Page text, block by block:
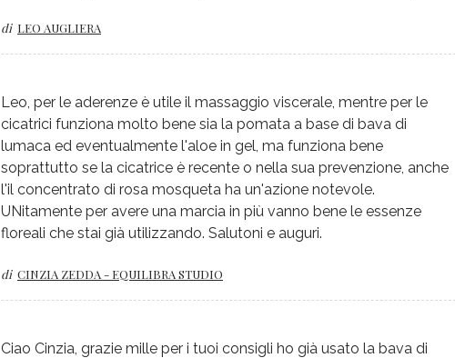
di LEO AUGLIERA
Leo, per le aderenze è utile il massaggio viscerale, mentre per le
cicatrici funziona molto bene sia la pomata a base di bava di
lumaca ed eventualmente l'aloe in gel, ma funziona bene
soprattutto se la cicatrice è recente o nella sua prevenzione, anche
l'il concentrato di rosa mosqueta ha un'azione notevole.
UNitamente per avere una marcia in più vanno bene le essenze
floreali che stai già utilizzando. Salutoni e auguri.
di CINZIA ZEDDA - EQUILIBRA STUDIO
Ciao Cinzia, grazie mille per i tuoi consigli ho già usato la bava di